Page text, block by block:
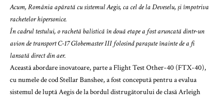
Acum, România apărată cu sistemul Aegis, ca cel de la Deveselu, și împotriva
rachetelor hipersonice.
În cadrul testului, o rachetă balistică în două etape a fost aruncată dintr-un
avion de transport C-17 Globemaster III folosind parașute înainte de a fi
lansată direct din aer.
Această abordare inovatoare, parte a Flight Test Other-40 (FTX-40),
cu numele de cod Stellar Banshee, a fost concepută pentru a evalua
sistemul de luptă Aegis de la bordul distrugătorului de clasă Arleigh